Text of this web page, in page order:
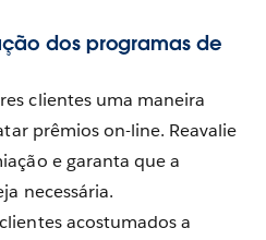
dos programas de
clientes uma maneira
prêmios on-line. Reavalie
e garanta que a
necessária.
acostumados a